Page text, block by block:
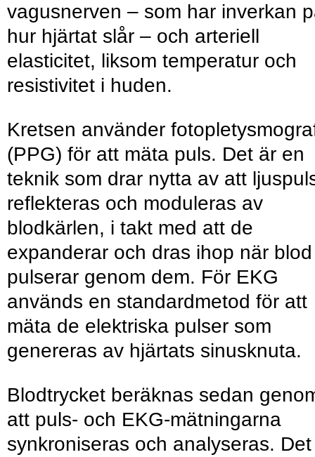
vagusnerven – som har inverkan
hur hjärtat slår – och arteriell
elasticitet, liksom temperatur och
resistivitet i huden.
Kretsen använder
(PPG) för att mäta puls. Det är en
teknik som drar nytta av att
reflekteras och moduleras av
blodkärlen, i takt med att de
expanderar och dras ihop när blod
pulserar genom dem. För EKG
används en standardmetod för att
mäta de elektriska pulser som
genereras av hjärtats sinusknuta.
Blodtrycket beräknas sedan
att puls- och EKG-mätningarna
synkroniseras och analyseras. Det